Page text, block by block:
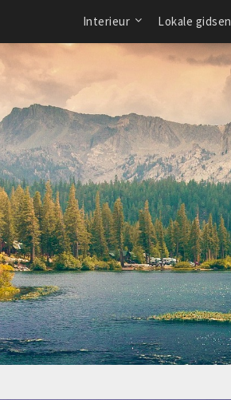
Interieur Lokale gidsen